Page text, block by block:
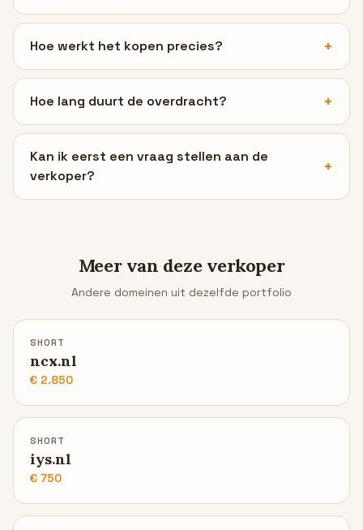
Hoe werkt het kopen precies?
Hoe lang duurt de overdracht?
Kan ik eerst een vraag stellen aan de
verkoper?
Meer van deze verkoper
Andere domeinen uit dezelfde portfolio
SHORT
ncx.nl
€ 2.850
SHORT
iys.nl
€ 750